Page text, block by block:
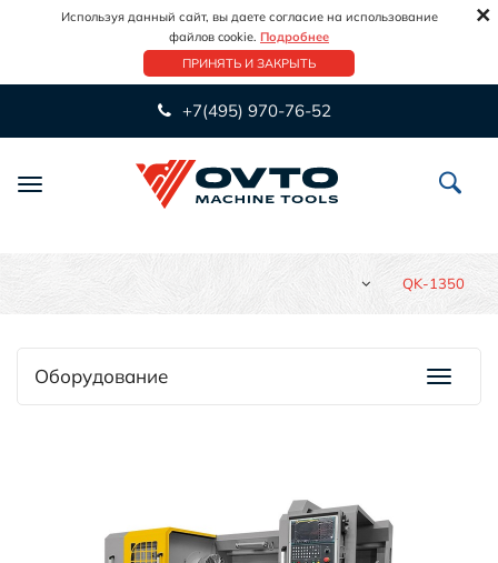
Используя данный сайт, вы даете согласие на использование
файлов cookie. Подробнее
ПРИНЯТЬ И ЗАКРЫТЬ
×
+7(495) 970-76-52
Переключить
QK-1350
Оборудование